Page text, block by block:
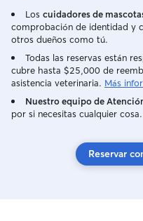
Los cuidadores de
comprobación de identidad y
otros dueños como tú.
Todas las reservas están
cubre hasta $25,000 de
asistencia veterinaria. Más
Nuestro equipo de
por si necesitas cualquier cosa.
Reservar